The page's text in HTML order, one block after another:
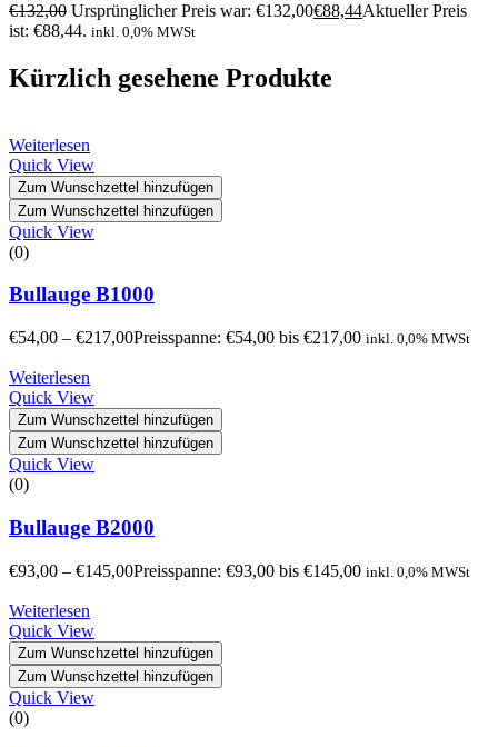
€132,00 Ursprünglicher Preis war: €132,00€88,44Aktueller Preis
ist: €88,44. inkl. 0,0% MWSt
Kürzlich gesehene Produkte
Weiterlesen
Quick View
Zum Wunschzettel hinzufügen
Zum Wunschzettel hinzufügen
Quick View
(0)
Bullauge B1000
€54,00 – €217,00Preisspanne: €54,00 bis €217,00 inkl. 0,0% MWSt
Weiterlesen
Quick View
Zum Wunschzettel hinzufügen
Zum Wunschzettel hinzufügen
Quick View
(0)
Bullauge B2000
€93,00 – €145,00Preisspanne: €93,00 bis €145,00 inkl. 0,0% MWSt
Weiterlesen
Quick View
Zum Wunschzettel hinzufügen
Zum Wunschzettel hinzufügen
Quick View
(0)